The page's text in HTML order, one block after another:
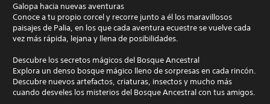
Galopa hacia nuevas aventuras
Conoce a tu propio corcel y recorre junto a él los maravillosos
paisajes de Palia, en los que cada aventura ecuestre se vuelve cada
vez más rápida, lejana y llena de posibilidades.
Descubre los secretos mágicos del Bosque Ancestral
Explora un denso bosque mágico lleno de sorpresas en cada rincón.
Descubre nuevos artefactos, criaturas, insectos y mucho más
cuando desveles los misterios del Bosque Ancestral con tus amigos.